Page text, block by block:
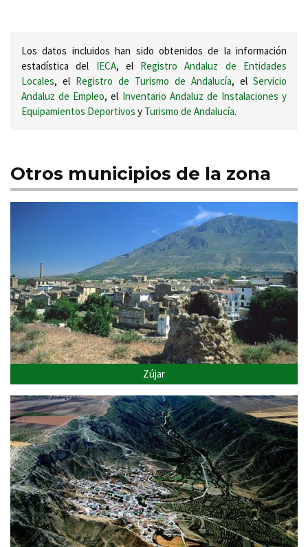
Los datos incluidos han sido obtenidos de la información
estadística del IECA, el Registro Andaluz de Entidades
Locales, el Registro de Turismo de Andalucía, el Servicio
Andaluz de Empleo, el Inventario Andaluz de Instalaciones y
Equipamientos Deportivos y Turismo de Andalucía.
Otros municipios de la zona
Zújar